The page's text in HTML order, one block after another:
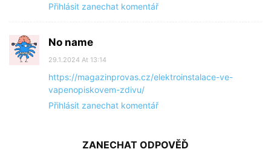
Přihlásit zanechat komentář
No name
29.1.2024 At 13:14
https://magazinprovas.cz/elektroinstalace-ve-
vapenopiskovem-zdivu/
Přihlásit zanechat komentář
ZANECHAT ODPOVĚĎ